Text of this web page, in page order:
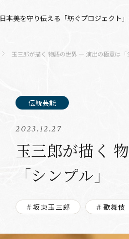
日本美を守り伝える「紡ぐプロジェクト
玉三郎が描く 物語の世界 ― 演出の極意は「
2023.12.27
玉三郎が描く
「シンプル」
＃坂東玉三郎 ＃歌舞伎